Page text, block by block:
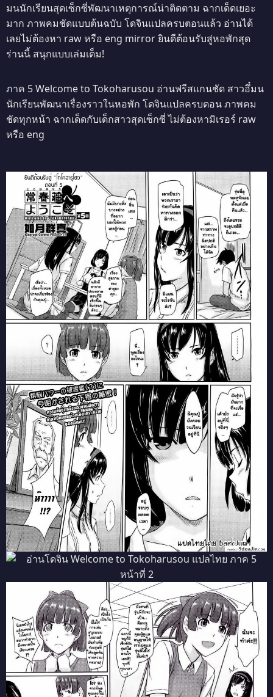
มนนักเรียนสุดเซ็กซี่พัฒนาเหตุการณ์น่าติดตาม ฉากเด็ดเยอะ
มาก ภาพคมชัดแบบต้นฉบับ โดจินแปลครบตอนแล้ว อ่านได้
เลยไม่ต้องหา raw หรือ eng mirror ยินดีต้อนรับสู่หอพักสุด
ร่านนี้ สนุกแบบเล่มเต็ม!
ภาค 5 Welcome to Tokoharusou อ่านฟรีสแกนชัด สาวอึ๋มน
นักเรียนพัฒนาเรื่องราวในหอพัก โดจินแปลครบตอน ภาพคม
ชัดทุกหน้า ฉากเด็ดกับเด็กสาวสุดเซ็กซี่ ไม่ต้องหามิเรอร์ raw
หรือ eng